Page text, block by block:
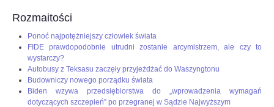
Rozmaitości
Ponoć najpotężniejszy człowiek świata
FIDE prawdopodobnie utrudni zostanie arcymistrzem, ale czy to
wystarczy?
Autobusy z Teksasu zaczęły przyjeżdżać do Waszyngtonu
Budowniczy nowego porządku świata
Biden wzywa przedsiębiorstwa do „wprowadzenia wymagań
dotyczących szczepień” po przegranej w Sądzie Najwyższym